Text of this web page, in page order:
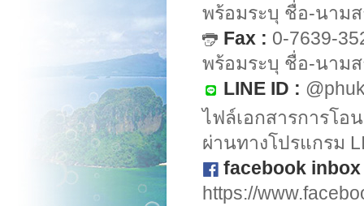
พร้อมระบุ ชื่อ-นาม
Fax : 0-7639-
พร้อมระบุ ชื่อ-นาม
LINE ID :
ไฟล์เอกสารการโอ
ผ่านทางโปรแกรม
facebook
https://